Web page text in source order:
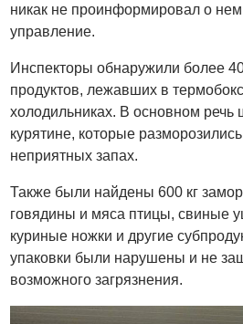
никак не проинформировал о
управление.
Инспекторы обнаружили более
продуктов, лежавших в
холодильниках. В основном речь
курятине, которые
неприятных запах.
Также были найдены 600 кг
говядины и мяса птицы, свиные
куриные ножки и другие
упаковки были нарушены и не
возможного загрязнения.